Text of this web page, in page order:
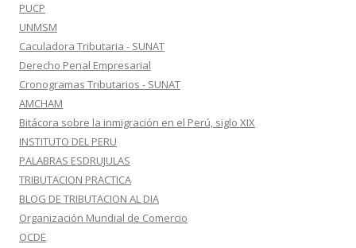
PUCP
UNMSM
Caculadora Tributaria - SUNAT
Derecho Penal Empresarial
Cronogramas Tributarios - SUNAT
AMCHAM
Bitácora sobre la inmigración en el Perú, siglo XIX
INSTITUTO DEL PERU
PALABRAS ESDRUJULAS
TRIBUTACION PRACTICA
BLOG DE TRIBUTACION AL DIA
Organización Mundial de Comercio
OCDE